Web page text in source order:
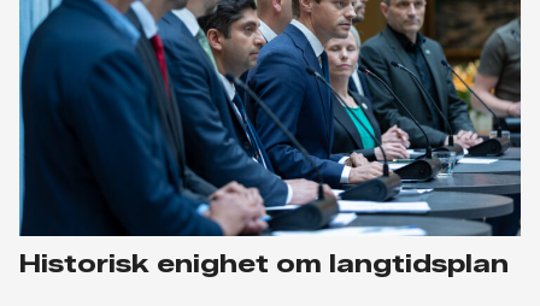
Historisk enighet om langtidsplan